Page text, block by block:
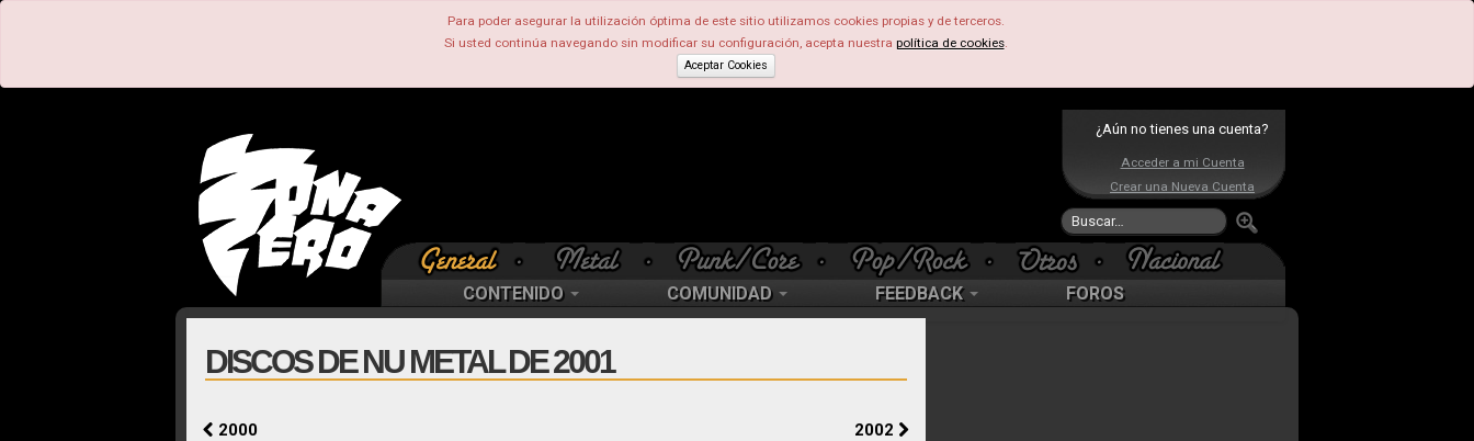
Para poder asegurar la utilización óptima de este sitio utilizamos cookies propias y de terceros.
Si usted continúa navegando sin modificar su configuración, acepta nuestra política de cookies.
Aceptar Cookies
¿Aún no tienes una cuenta?
Acceder a mi Cuenta
Crear una Nueva Cuenta
CONTENIDO COMUNIDAD FEEDBACK FOROS
DISCOS DE NU METAL DE 2001
2000 2002